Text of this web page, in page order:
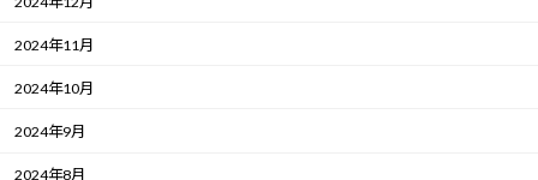
2024年11月
2024年10月
2024年9月
2024年8月